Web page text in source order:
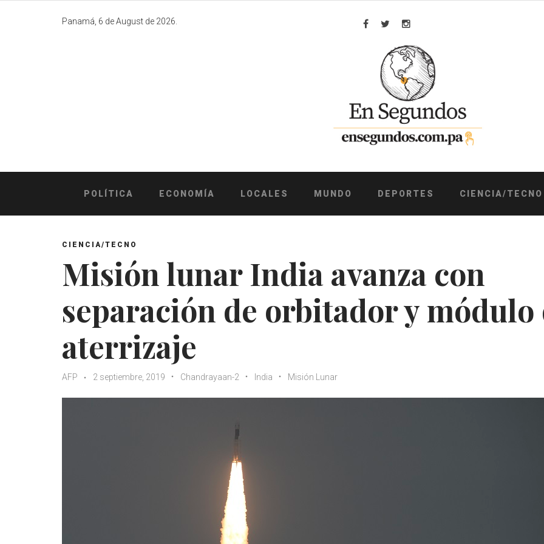
Panamá, 6 de August de 2026.
Facebook
TwitterInstagram
POLÍTICA ECONOMÍA LOCALES MUNDO DEPORTES CIENCIA/TECNO
CIENCIA/TECNO
Misión lunar India avanza con
separación de orbitador y módulo
aterrizaje
AFP 2 septiembre, 2019 Chandrayaan-2 India Misión Lunar